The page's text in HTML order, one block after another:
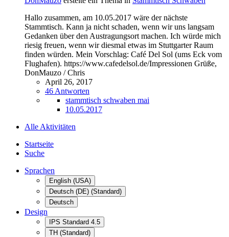
Hallo zusammen, am 10.05.2017 wäre der nächste
Stammtisch. Kann ja nicht schaden, wenn wir uns langsam
Gedanken über den Austragungsort machen. Ich würde mich
riesig freuen, wenn wir diesmal etwas im Stuttgarter Raum
finden würden. Mein Vorschlag: Café Del Sol (ums Eck vom
Flughafen). https://www.cafedelsol.de/Impressionen Grüße,
DonMauzo / Chris
April 26, 2017
46 Antworten
stammtisch schwaben mai
10.05.2017
Alle Aktivitäten
Startseite
Suche
Sprachen
English (USA)
Deutsch (DE) (Standard)
Deutsch
Design
IPS Standard 4.5
TH (Standard)